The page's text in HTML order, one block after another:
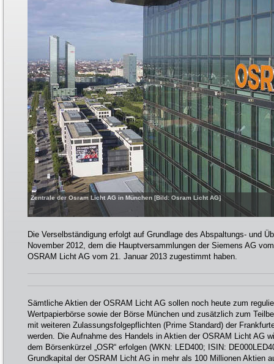
Zentrale der Osram Licht AG in München [Bild: Osram Licht AG]
Die Verselbständigung erfolgt auf Grundlage des Abspaltungs- und
November 2012, dem die Hauptversammlungen der Siemens AG
OSRAM Licht AG vom 21. Januar 2013 zugestimmt haben.
Sämtliche Aktien der OSRAM Licht AG sollen noch heute zum
Wertpapierbörse sowie der Börse München und zusätzlich zum
mit weiteren Zulassungsfolgepflichten (Prime Standard) der
werden. Die Aufnahme des Handels in Aktien der OSRAM Licht AG
dem Börsenkürzel „OSR“ erfolgen (WKN: LED400; ISIN:
Grundkapital der OSRAM Licht AG in mehr als 100 Millionen Aktien